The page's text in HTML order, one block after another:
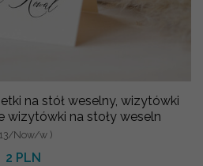
na stół weselny, wizytówki
wizytówki na stoły weseln
Now/w )
2 PLN